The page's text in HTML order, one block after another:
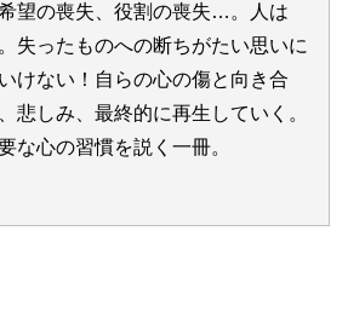
望の喪失、役割の喪失…。人は
失ったものへの断ちがたい思いに
けない！自らの心の傷と向き合
悲しみ、最終的に再生していく。
な心の習慣を説く一冊。